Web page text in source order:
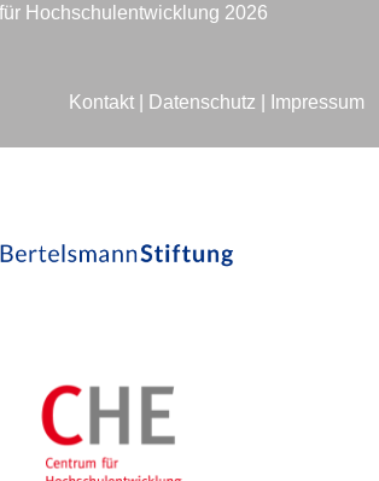
Hochschulentwicklung 2026
Kontakt| Datenschutz Impressum